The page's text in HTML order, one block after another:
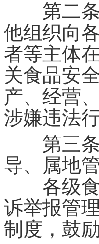
第二条
他组织向
者等主体
关食品安
产、经营
涉嫌违法行
第三条
导、属地
各级食
诉举报管
制度，鼓